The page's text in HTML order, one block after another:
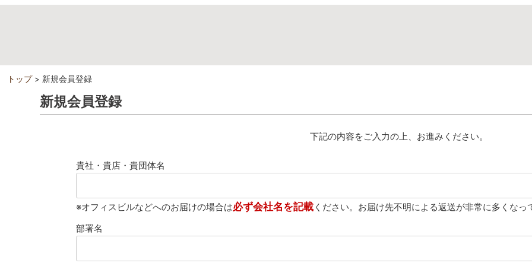
トップ 新規会員登録
新規会員登録
下記の内容をご入力の上、お進みください。
貴社・貴店・貴団体名
※オフィスビルなどへのお届けの場合は必ず会社名を記載ください。お届け先不明による返送が非常に多くなっ
部署名